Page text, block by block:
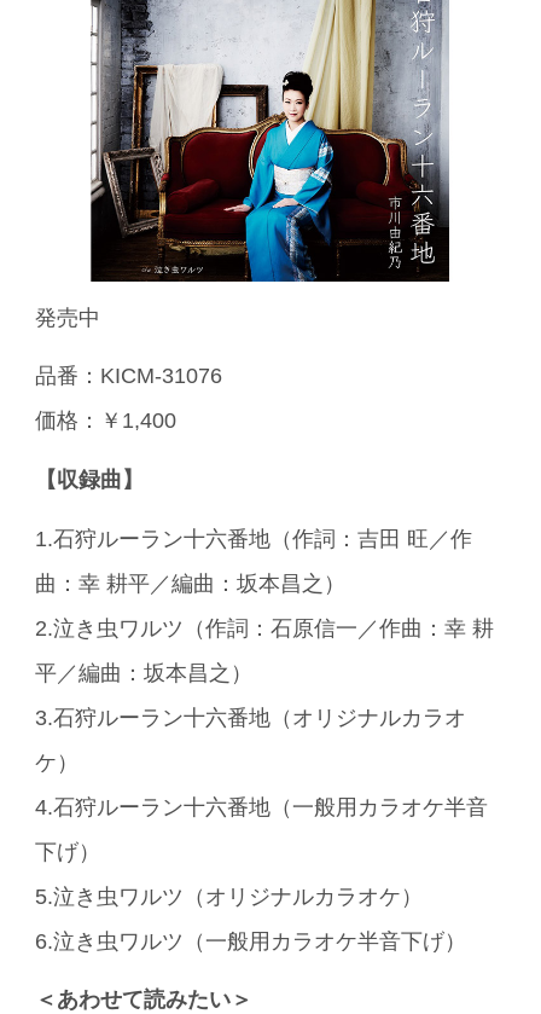
発売中
品番：KICM-31076
価格：￥1,400
【収録曲】
1.石狩ルーラン十六番地（作詞：吉田 旺／作
曲：幸 耕平／編曲：坂本昌之）
2.泣き虫ワルツ（作詞：石原信一／作曲：幸 耕
平／編曲：坂本昌之）
3.石狩ルーラン十六番地（オリジナルカラオ
ケ）
4.石狩ルーラン十六番地（一般用カラオケ半音
下げ）
5.泣き虫ワルツ（オリジナルカラオケ）
6.泣き虫ワルツ（一般用カラオケ半音下げ）
＜あわせて読みたい＞